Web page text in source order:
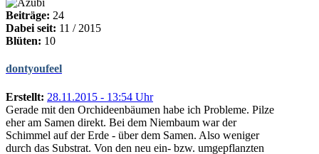
Beiträge: 24
Dabei seit: 11 / 2015
Blüten: 10
dontyoufeel
Erstellt: 28.11.2015 - 13:54 Uhr
Gerade mit den Orchideenbäumen habe ich Probleme. Pilze
eher am Samen direkt. Bei dem Niembaum war der
Schimmel auf der Erde - über dem Samen. Also weniger
durch das Substrat. Von den neu ein- bzw. umgepflanzten